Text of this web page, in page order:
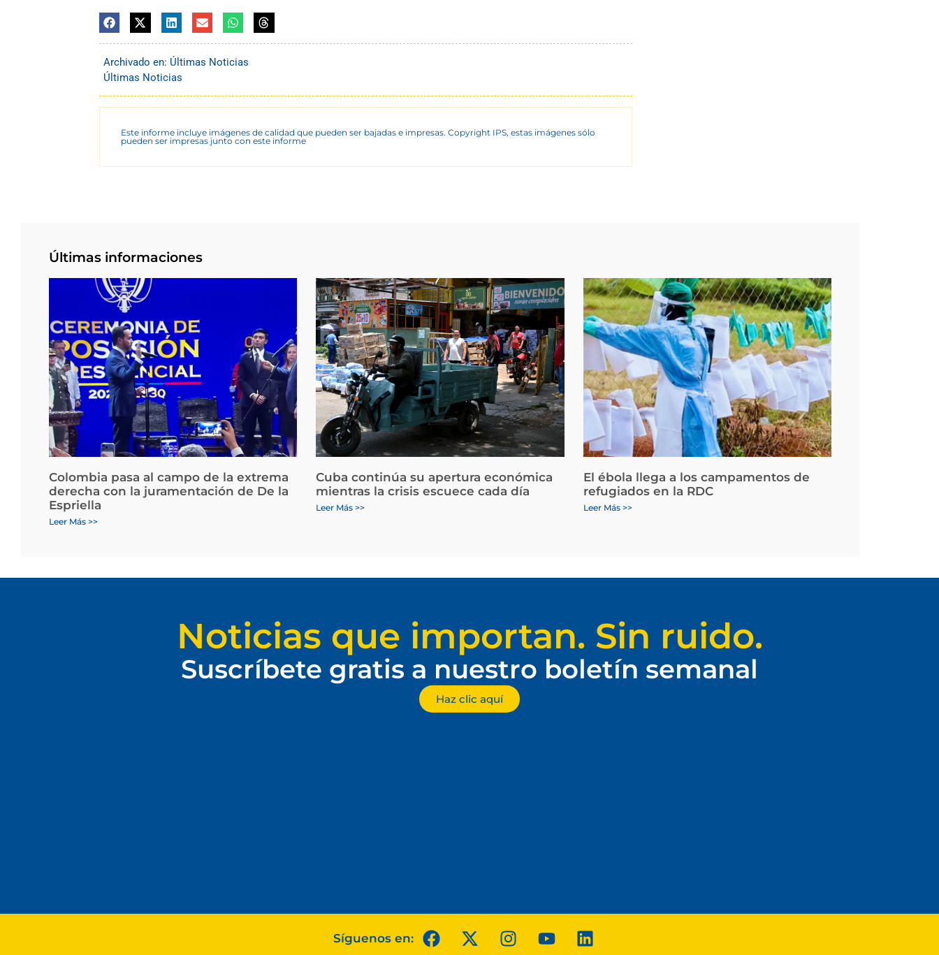
Archivado en: Últimas Noticias
Últimas Noticias
Este informe incluye imágenes de calidad que pueden ser bajadas e impresas. Copyright IPS, estas imágenes sólo
pueden ser impresas junto con este informe
Últimas informaciones
Colombia pasa al campo de la extrema
derecha con la juramentación de De la
Espriella
Leer Más >>
Cuba continúa su apertura económica
mientras la crisis escuece cada día
Leer Más >>
El ébola llega a los campamentos de
refugiados en la RDC
Leer Más >>
Noticias que importan. Sin ruido.
Suscríbete gratis a nuestro boletín semanal
Haz clic aquí
Síguenos en: